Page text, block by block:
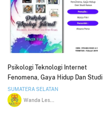
Psikologi Teknologi Internet
Fenomena, Gaya Hidup Dan Studi
Kasus
SUMATERA SELATAN